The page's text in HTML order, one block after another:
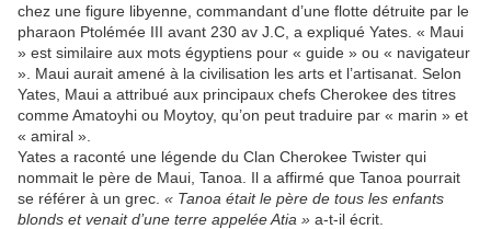
chez une figure libyenne, commandant d’une flotte détruite par le
pharaon Ptolémée III avant 230 av J.C, a expliqué Yates. « Maui
» est similaire aux mots égyptiens pour « guide » ou « navigateur
». Maui aurait amené à la civilisation les arts et l’artisanat. Selon
Yates, Maui a attribué aux principaux chefs Cherokee des titres
comme Amatoyhi ou Moytoy, qu’on peut traduire par « marin » et
« amiral ».
Yates a raconté une légende du Clan Cherokee Twister qui
nommait le père de Maui, Tanoa. Il a affirmé que Tanoa pourrait
se référer à un grec. « Tanoa était le père de tous les enfants
blonds et venait d’une terre appelée Atia » a-t-il écrit.